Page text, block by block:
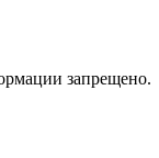
запрещено.